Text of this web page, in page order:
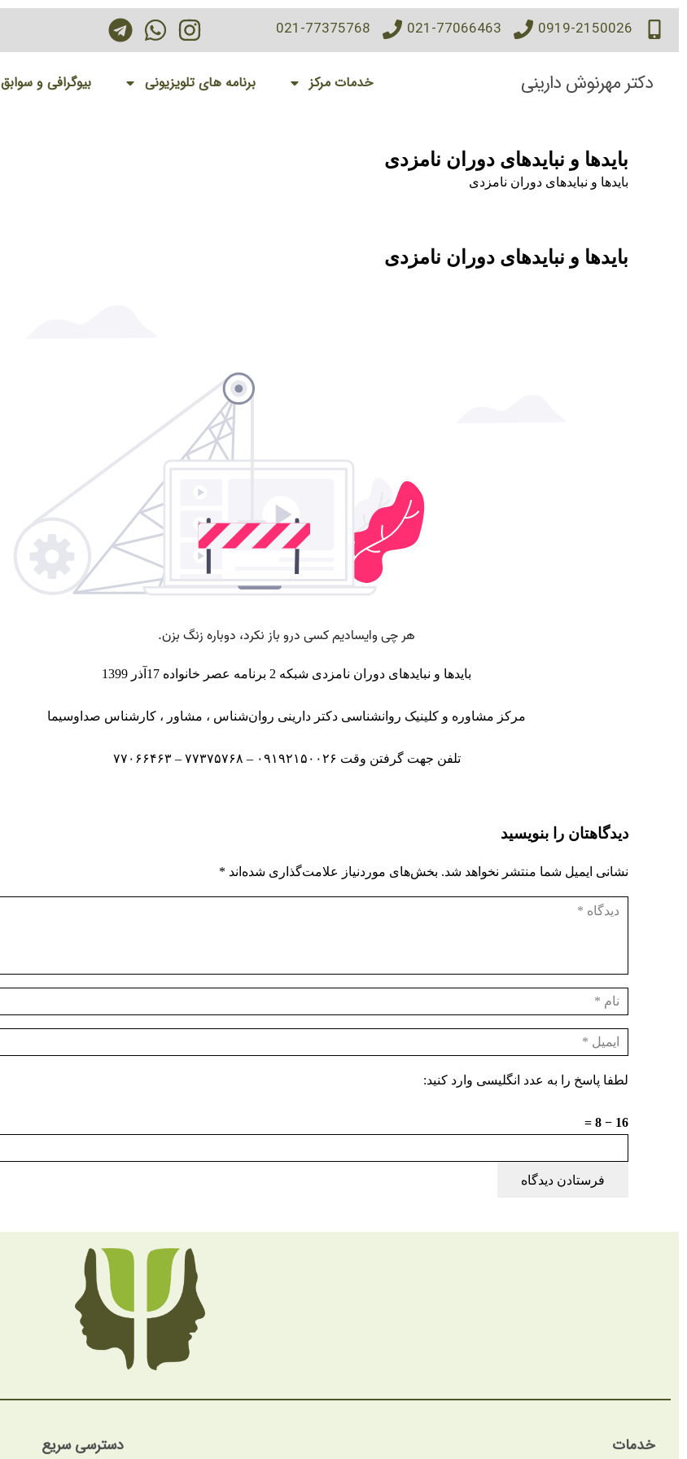
0919-2150026
021-77066463
021-77375768
دکتر مهرنوش دارینی خدمات مرکز برنامه های تلویزیونی بیوگرافی و سوابق
بایدها و نبایدهای دوران نامزدی
بایدها و نبایدهای دوران نامزدی
بایدها و نبایدهای دوران نامزدی
بایدها و نبایدهای دوران نامزدی شبکه 2 برنامه عصر خانواده 17آذر 1399
مرکز مشاوره و کلینیک روانشناسی دکتر دارینی روان‌شناس ، مشاور ، کارشناس صداوسیما
تلفن جهت گرفتن وقت ۰۹۱۹۲۱۵۰۰۲۶ – ۷۷۳۷۵۷۶۸ – ۷۷۰۶۶۴۶۳
دیدگاهتان را بنویسید
نشانی ایمیل شما منتشر نخواهد شد. بخش‌های موردنیاز علامت‌گذاری شده‌اند *
لطفا پاسخ را به عدد انگلیسی وارد کنید:
16 − 8 =
فرستادن دیدگاه
خدمات دسترسی سریع